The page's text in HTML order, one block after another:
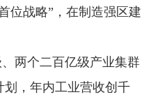
位战略”，在制造强区建
两个二百亿级产业集群
划，年内工业营收创千